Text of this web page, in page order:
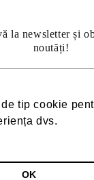
tip cookie
dvs.
OK
tip cookie
dvs.
OK
la newsletter și
noutăți!